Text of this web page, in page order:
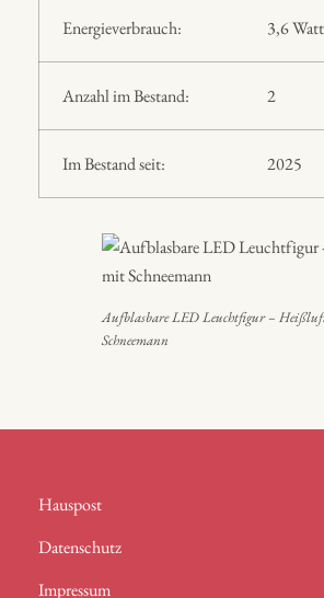
Energieverbrauch: 3,6 Watt
Anzahl im Bestand: 2
Im Bestand seit: 2025
Aufblasbare LED Leuchtfigur –
Schneemann
Hauspost
Datenschutz
Impressum